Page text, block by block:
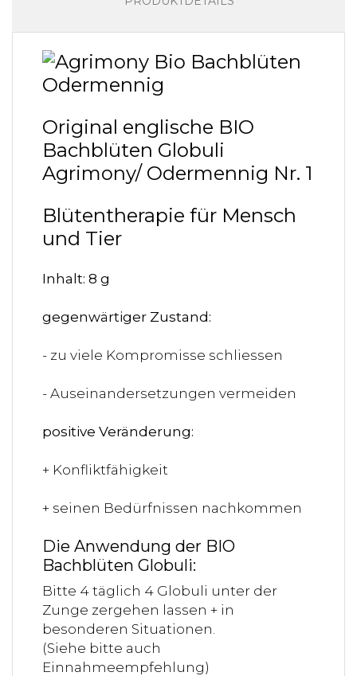
Original englische BIO
Bachblüten Globuli
Agrimony/ Odermennig Nr. 1
Blütentherapie für Mensch
und Tier
Inhalt: 8 g
gegenwärtiger Zustand:
- zu viele Kompromisse schliessen
- Auseinandersetzungen vermeiden
positive Veränderung:
+ Konfliktfähigkeit
+ seinen Bedürfnissen nachkommen
Die Anwendung der BIO
Bachblüten Globuli:
Bitte 4 täglich 4 Globuli unter der
Zunge zergehen lassen + in
besonderen Situationen.
(Siehe bitte auch
Einnahmeempfehlung)